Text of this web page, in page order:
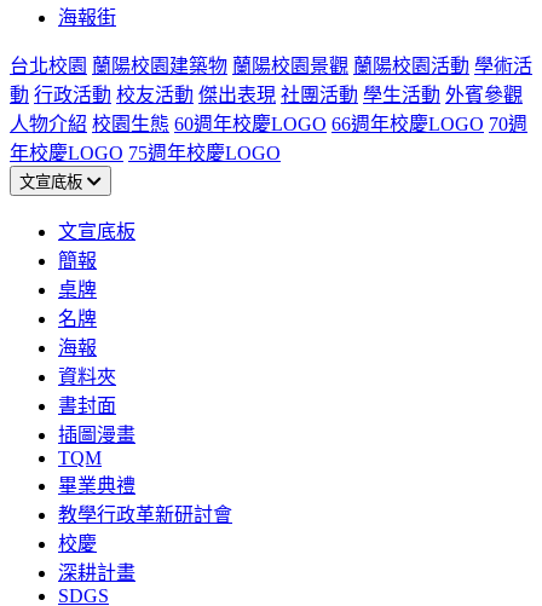
海報街
台北校園 蘭陽校園建築物 蘭陽校園景觀 蘭陽校園活動 學術活
動 行政活動 校友活動 傑出表現 社團活動 學生活動 外賓參觀
人物介紹 校園生態 60週年校慶LOGO 66週年校慶LOGO 70週
年校慶LOGO 75週年校慶LOGO
文宣底板
文宣底板
簡報
桌牌
名牌
海報
資料夾
書封面
插圖漫畫
TQM
畢業典禮
教學行政革新研討會
校慶
深耕計畫
SDGS